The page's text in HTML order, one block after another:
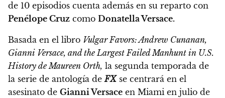
de 10 episodios cuenta además en su reparto con
Penélope Cruz como Donatella Versace.
Basada en el libro Vulgar Favors: Andrew Cunanan,
Gianni Versace, and the Largest Failed Manhunt in U.S.
History de Maureen Orth, la segunda temporada de
la serie de antología deFXse centrará en el
asesinato de Gianni Versace en Miami en julio de